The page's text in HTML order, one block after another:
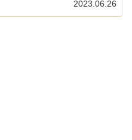
ているよ...
2023.06.26